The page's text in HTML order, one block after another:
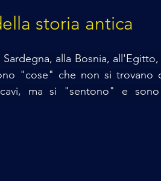
storia antica
alla Bosnia,
"cose" che non si trovano
ma si "sentono" e